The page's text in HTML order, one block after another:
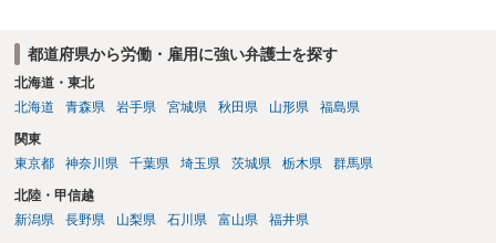
都道府県から労働・雇用に強い弁護士を探す
北海道・東北
北海道
青森県 岩手県 宮城県 秋田県 山形県 福島県
関東
東京都
神奈川県 千葉県 埼玉県 茨城県 栃木県 群馬県
北陸・甲信越
新潟県
長野県 山梨県 石川県 富山県 福井県